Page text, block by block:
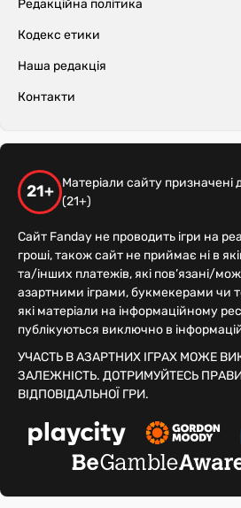
Редакційна політика
Кодекс етики
Наша редакція
Контакти
21+
Матеріали сайту призначені
(21+)
Сайт Fanday не проводить ігри на
гроші, також сайт не приймає ні в
та/інших платежів, які пов’язані/
азартними іграми, букмекерами чи
які матеріали на інформаційному
публікуються виключно в
УЧАСТЬ В АЗАРТНИХ ІГРАХ МОЖЕ
ЗАЛЕЖНІСТЬ. ДОТРИМУЙТЕСЬ
ВІДПОВІДАЛЬНОЇ ГРИ.